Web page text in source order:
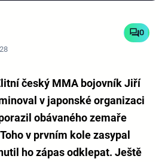
0
český MMA bojovník Jiří
v japonské organizaci
obávaného zemaře
v prvním kole zasypal
ho zápas odklepat. Ještě